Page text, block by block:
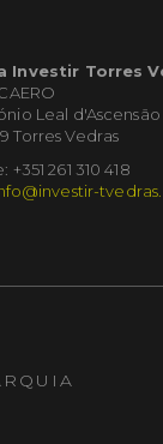
Investir Torres
Leal d'Ascensão
Torres Vedras
+351 261 310 418